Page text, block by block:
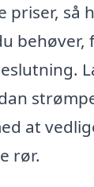
priser, så
at
rør.